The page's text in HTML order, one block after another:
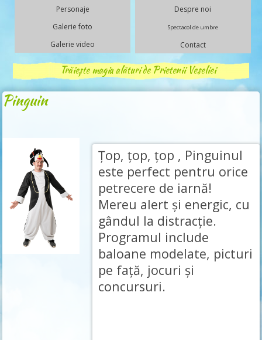
Personaje
Galerie foto
Galerie video
Despre noi
Spectacol de umbre
Contact
Trăiește magia alături de Prietenii Veseliei
Pinguin
Țop, țop, țop , Pinguinul
este perfect pentru orice
petrecere de iarnă!
Mereu alert și energic, cu
gândul la distracție.
Programul include
baloane modelate, picturi
pe față, jocuri și
concursuri.